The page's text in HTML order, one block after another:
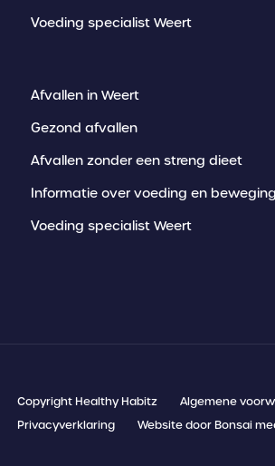
Voeding specialist Weert
Afvallen in Weert
Gezond afvallen
Afvallen zonder een streng dieet
Informatie over voeding en beweging
Voeding specialist Weert
Copyright Healthy Habitz
Algemene
Privacyverklaring
Website door Bonsai